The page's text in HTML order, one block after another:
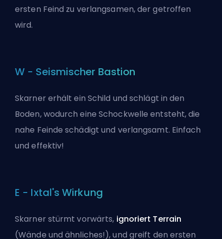
ersten Feind zu verlangsamen, der getroffen
wird.
W - Seismischer Bastion
Skarner erhält ein Schild und schlägt in den
Boden, wodurch eine Schockwelle entsteht, die
nahe Feinde schädigt und verlangsamt. Einfach
und effektiv!
E - Ixtal's Wirkung
Skarner stürmt vorwärts, ignoriert Terrain
(Wände und ähnliches!), und greift den ersten